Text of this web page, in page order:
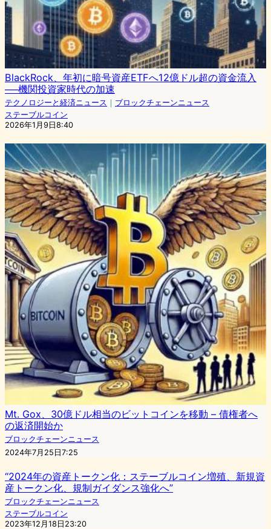
BlackRock、年初に暗号資産ETFへ12億ドル超の資金流入
──機関投資家時代の加速
テクノロジーと経済ニュース ｜ ブロックチェーンニュース
ステーブルコイン
2026年1月9日8:40
Mt. Gox、30億ドル相当のビットコインを移動 – 債権者へ
の返済開始か
ブロックチェーンニュース
2024年7月25日7:25
“2024年の資産トークン化：ステーブルコイン増殖、新規資
産トークン化、規制ガイダンス強化へ”
ブロックチェーンニュース
ステーブルコイン
2023年12月18日23:20